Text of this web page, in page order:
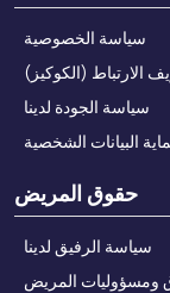
سياسة الخصوصية
الارتباط (الكوكيز)
سياسة الجودة لدينا
البيانات الشخصية
حقوق المريض
سياسة الرفيق لدينا
ومسؤوليات المريض